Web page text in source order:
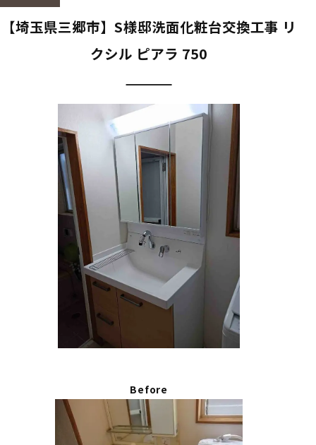
【埼玉県三郷市】S様邸洗面化粧台交換工事 リ
クシル ピアラ 750
Before